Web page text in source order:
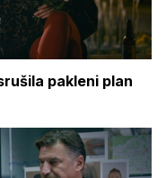
pakleni plan